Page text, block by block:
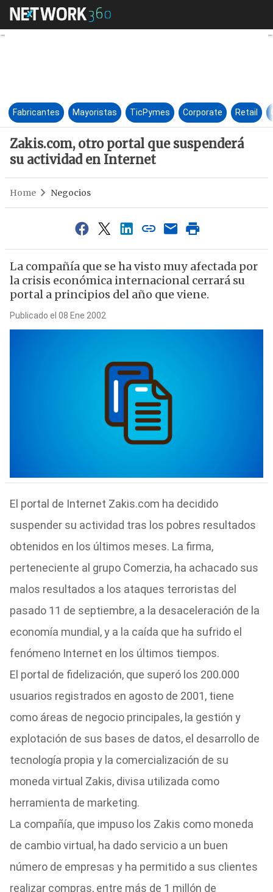
Zakis.com, otro portal que
Fabricantes Mayoristas TicPymes Corporate Retail
Zakis.com, otro portal que suspenderá
su actividad en Internet
Home Negocios
La compañía que se ha visto muy afectada por
la crisis económica internacional cerrará su
portal a principios del año que viene.
Publicado el 08 Ene 2002
El portal de Internet Zakis.com ha decidido
suspender su actividad tras los pobres resultados
obtenidos en los últimos meses. La firma,
perteneciente al grupo Comerzia, ha achacado sus
malos resultados a los ataques terroristas del
pasado 11 de septiembre, a la desaceleración de la
economía mundial, y a la caída que ha sufrido el
fenómeno Internet en los últimos tiempos.
El portal de fidelización, que superó los 200.000
usuarios registrados en agosto de 2001, tiene
como áreas de negocio principales, la gestión y
explotación de sus bases de datos, el desarrollo de
tecnología propia y la comercialización de su
moneda virtual Zakis, divisa utilizada como
herramienta de marketing.
La compañía, que impuso los Zakis como moneda
de cambio virtual, ha dado servicio a un buen
número de empresas y ha permitido a sus clientes
realizar compras, entre más de 1 millón de